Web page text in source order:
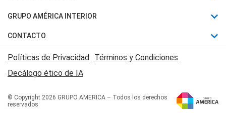
Judiciales
Economia
Motores
Trucos caseros
Series y Películas
Edictos y Solicitadas
Fútbol
Mundial
Automovilismo
Rugby
Básquet
GRUPO AMÉRICA INTERIOR
Canal 7 en Vivo
San Juan 8
CONTACTO
Acerca de Nosotros
Contactanos
Políticas de Privacidad Términos y Condiciones
Decálogo ético de IA
© Copyright 2026 GRUPO AMERICA – Todos los derechos
reservados